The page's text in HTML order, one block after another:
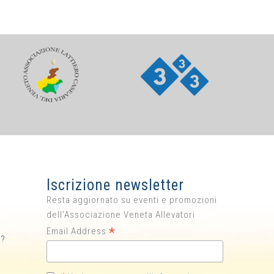
Iscrizione newsletter
Resta aggiornato su eventi e promozioni
dell'Associazione Veneta Allevatori
Email Address *